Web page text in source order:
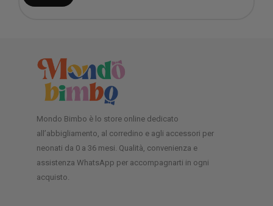
Mondo Bimbo è lo store online dedicato
all’abbigliamento, al corredino e agli accessori per
neonati da 0 a 36 mesi. Qualità, convenienza e
assistenza WhatsApp per accompagnarti in ogni
acquisto.